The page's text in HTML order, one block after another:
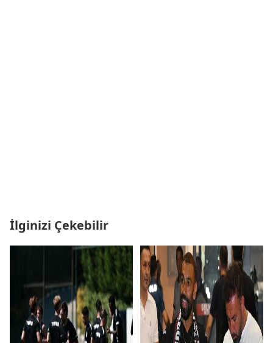
İlginizi Çekebilir